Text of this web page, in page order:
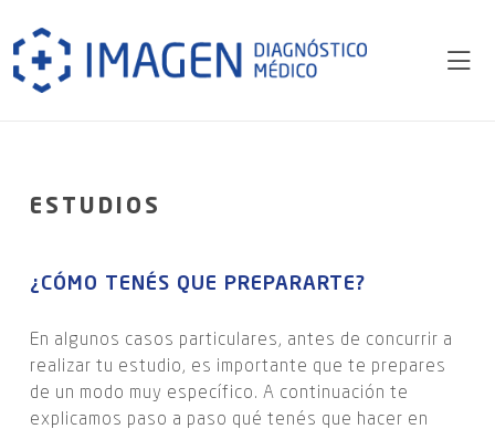
ESTUDIOS
¿CÓMO TENÉS QUE PREPARARTE?
En algunos casos particulares, antes de concurrir a
realizar tu estudio, es importante que te prepares
de un modo muy específico. A continuación te
explicamos paso a paso qué tenés que hacer en